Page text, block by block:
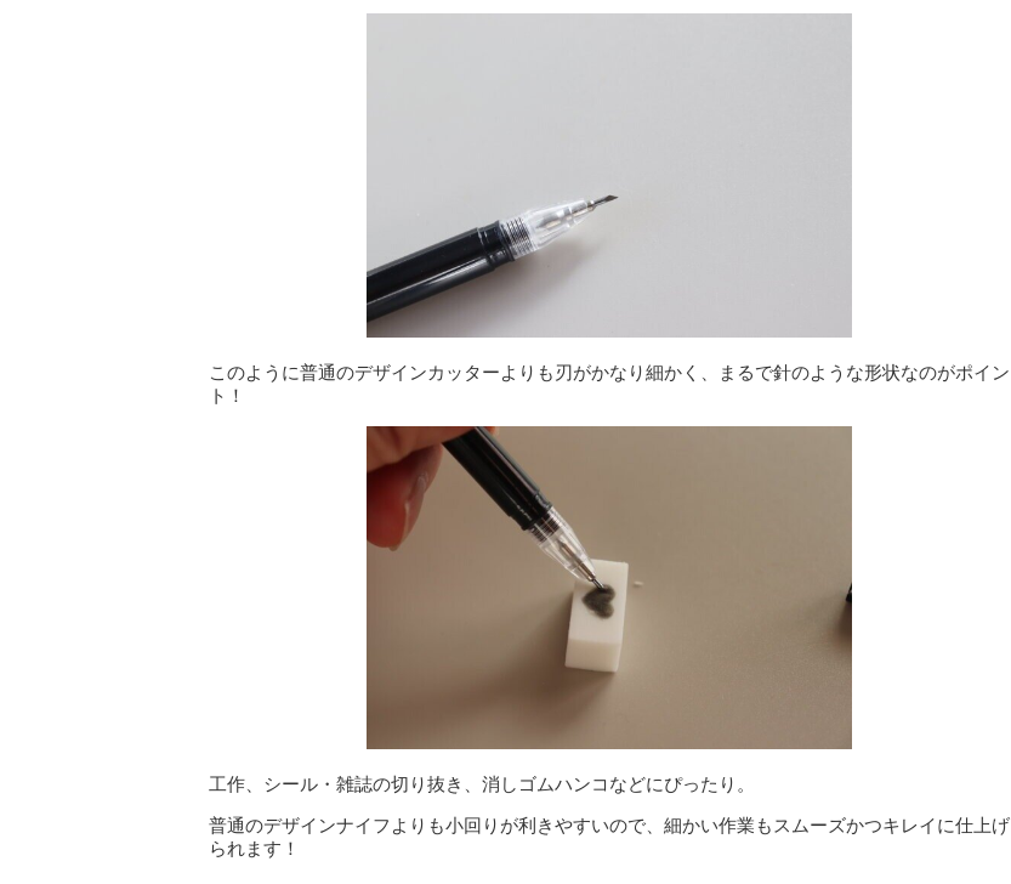
このように普通のデザインカッターよりも刃がかなり細かく、まるで針のような形状なのがポイン
ト！
工作、シール・雑誌の切り抜き、消しゴムハンコなどにぴったり。
普通のデザインナイフよりも小回りが利きやすいので、細かい作業もスムーズかつキレイに仕上げ
られます！